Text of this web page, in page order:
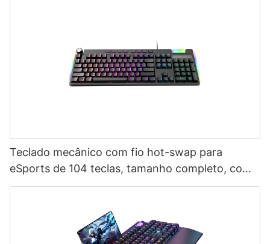
Teclado mecânico com fio hot-swap para
eSports de 104 teclas, tamanho completo, com
multimídia e sintonizador de volume V200